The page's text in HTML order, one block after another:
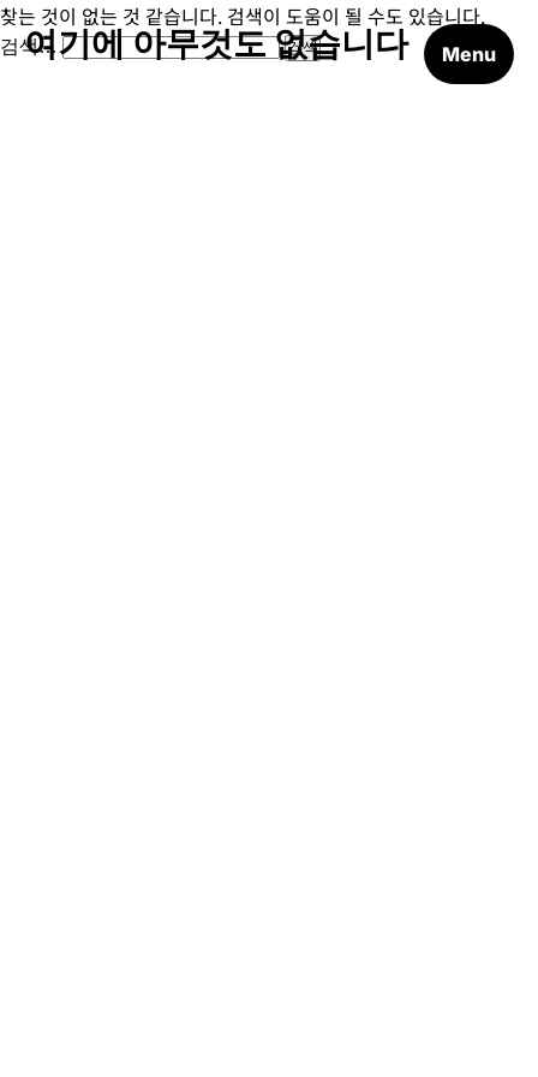
Menu
여기에 아무것도 없습니다
찾는 것이 없는 것 같습니다. 검색이 도움이 될 수도 있습니다.
검색…